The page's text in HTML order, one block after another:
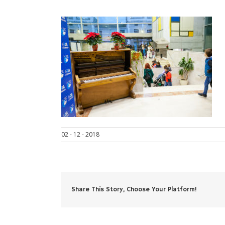
02 - 12 - 2018
Share This Story, Choose Your Platform!